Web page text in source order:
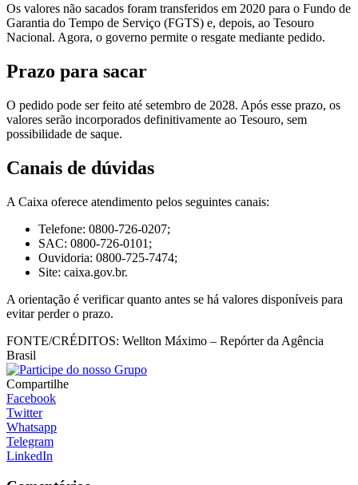
Os valores não sacados foram transferidos em 2020 para o Fundo de
Garantia do Tempo de Serviço (FGTS) e, depois, ao Tesouro
Nacional. Agora, o governo permite o resgate mediante pedido.
Prazo para sacar
O pedido pode ser feito até setembro de 2028. Após esse prazo, os
valores serão incorporados definitivamente ao Tesouro, sem
possibilidade de saque.
Canais de dúvidas
A Caixa oferece atendimento pelos seguintes canais:
Telefone: 0800-726-0207;
SAC: 0800-726-0101;
Ouvidoria: 0800-725-7474;
Site: caixa.gov.br.
A orientação é verificar quanto antes se há valores disponíveis para
evitar perder o prazo.
FONTE/CRÉDITOS: Wellton Máximo – Repórter da Agência
Brasil
Compartilhe
Facebook
Twitter
Whatsapp
Telegram
LinkedIn